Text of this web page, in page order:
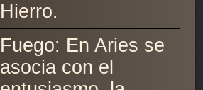
Hierro.
Fuego: En Aries se
asocia con el